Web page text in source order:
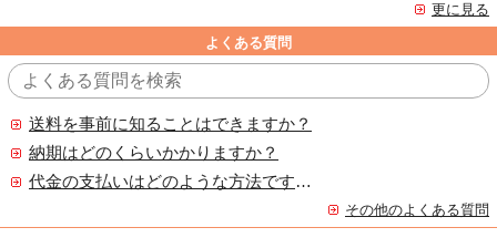
更に見る
よくある質問
送料を事前に知ることはできますか？
納期はどのくらいかかりますか？
代金の支払いはどのような方法ですか？
その他のよくある質問